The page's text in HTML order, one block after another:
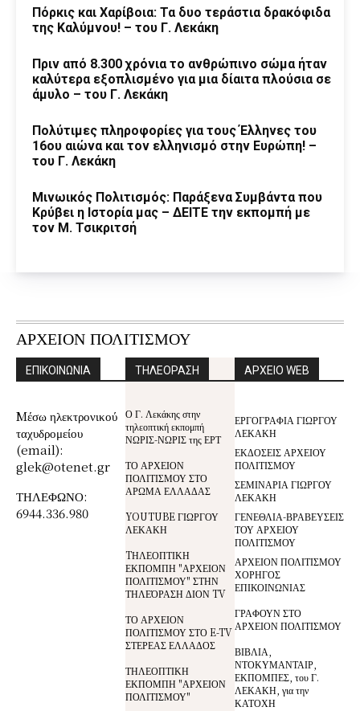
Πόρκις και Χαρίβοια: Τα δυο τεράστια δρακόφιδα
της Καλύμνου! – του Γ. Λεκάκη
Πριν από 8.300 χρόνια το ανθρώπινο σώμα ήταν
καλύτερα εξοπλισμένο για μια δίαιτα πλούσια σε
άμυλο – του Γ. Λεκάκη
Πολύτιμες πληροφορίες για τους Έλληνες του
16ου αιώνα και τον ελληνισμό στην Ευρώπη! –
του Γ. Λεκάκη
Μινωικός Πολιτισμός: Παράξενα Συμβάντα που
Κρύβει η Ιστορία μας – ΔΕΙΤΕ την εκπομπή με
τον Μ. Τσικριτσή
ΑΡΧΕΙΟΝ ΠΟΛΙΤΙΣΜΟΥ
ΕΠΙΚΟΙΝΩΝΙΑ
Mέσω ηλεκτρονικού
ταχυδρομείου
(email):
glek@otenet.gr
ΤΗΛΕΦΩΝΟ:
6944.336.980
ΤΗΛΕΟΡΑΣΗ
Ο Γ. Λεκάκης στην
τηλεοπτική εκπομπή
ΝΩΡΙΣ-ΝΩΡΙΣ της ΕΡΤ
ΤΟ ΑΡΧΕΙΟΝ
ΠΟΛΙΤΙΣΜΟΥ ΣΤΟ
ΑΡΩΜΑ ΕΛΛΑΔΑΣ
YOUTUBE ΓΙΩΡΓΟΥ
ΛΕΚΑΚΗ
TΗΛΕΟΠΤΙΚΗ
ΕΚΠΟΜΠΗ "ΑΡΧΕΙΟΝ
ΠΟΛΙΤΙΣΜΟΥ" ΣΤΗΝ
ΤΗΛΕΌΡΑΣΗ ΔΙΟΝ TV
ΤΟ ΑΡΧΕΙΟΝ
ΠΟΛΙΤΙΣΜΟΥ ΣΤΟ E-TV
ΣΤΕΡΕΑΣ ΕΛΛΑΔΟΣ
ΤΗΛΕΟΠΤΙΚΗ
ΕΚΠΟΜΠΗ "ΑΡΧΕΙΟΝ
ΠΟΛΙΤΙΣΜΟΥ"
ΑΡΧΕΙΟ WEB
ΕΡΓΟΓΡΑΦΙΑ ΓΙΩΡΓΟΥ
ΛΕΚΑΚΗ
ΕΚΔΟΣΕΙΣ ΑΡΧΕΙΟΥ
ΠΟΛΙΤΙΣΜΟΥ
ΣΕΜΙΝΑΡΙΑ ΓΙΩΡΓΟΥ
ΛΕΚΑΚΗ
ΓΕΝΕΘΛΙΑ-ΒΡΑΒΕΥΣΕΙΣ
ΤΟΥ ΑΡΧΕΙΟΥ
ΠΟΛΙΤΙΣΜΟΥ
ΑΡΧΕΙΟΝ ΠΟΛΙΤΙΣΜΟΥ
ΧΟΡΗΓΟΣ
ΕΠΙΚΟΙΝΩΝΙΑΣ
ΓΡΑΦΟΥΝ ΣΤΟ
ΑΡΧΕΙΟΝ ΠΟΛΙΤΙΣΜΟΥ
ΒΙΒΛΙΑ,
ΝΤΟΚΥΜΑΝΤΑΙΡ,
ΕΚΠΟΜΠΕΣ, του Γ.
ΛΕΚΑΚΗ, για την
ΚΑΤΟΧΗ